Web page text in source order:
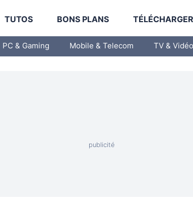
TUTOS BONS PLANS
PC & Gaming Mobile & Telecom TV & Vidéo